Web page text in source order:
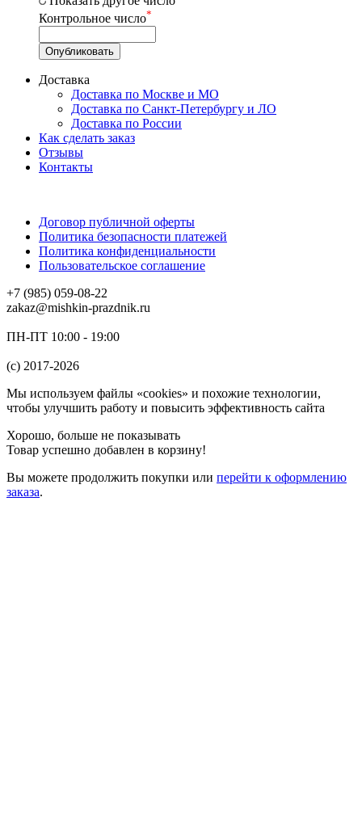
Контрольное число*
Доставка
Доставка по Москве и МО
Доставка по Санкт-Петербургу и ЛО
Доставка по России
Как сделать заказ
Отзывы
Контакты
Договор публичной оферты
Политика безопасности платежей
Политика конфиденциальности
Пользовательское соглашение
+7 (985) 059-08-22
zakaz@mishkin-prazdnik.ru
ПН-ПТ 10:00 - 19:00
(c) 2017-2026
Мы используем файлы «cookies» и похожие технологии,
чтобы улучшить работу и повысить эффективность сайта
Хорошо, больше не показывать
Товар успешно добавлен в корзину!
Вы можете продолжить покупки или перейти к оформлению
заказа.